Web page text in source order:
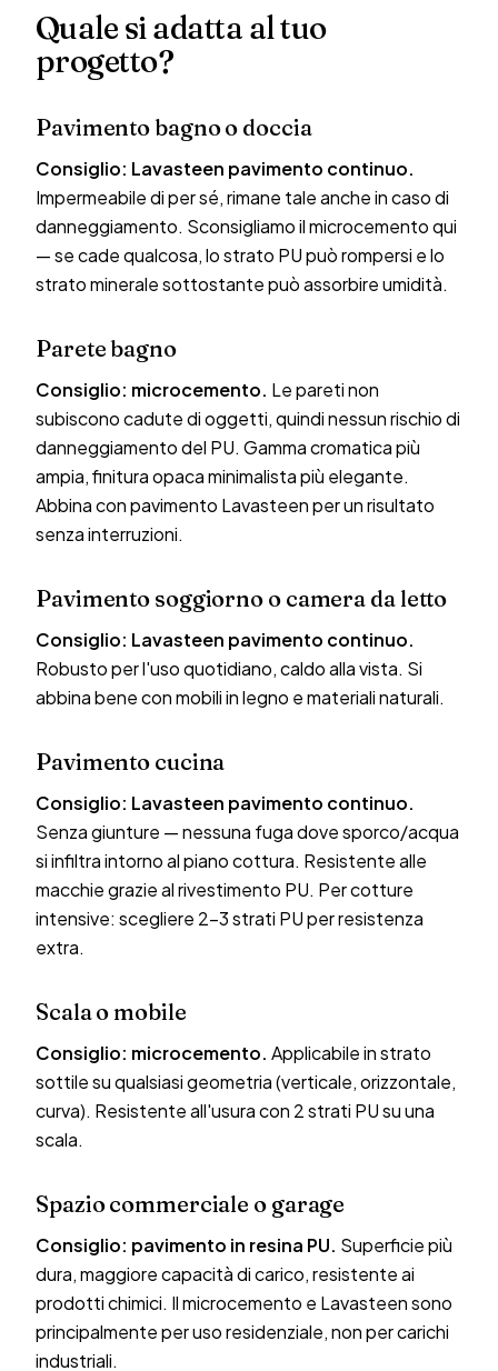
Quale si adatta al tuo
progetto?
Pavimento bagno o doccia
Consiglio: Lavasteen pavimento continuo.
Impermeabile di per sé, rimane tale anche in caso di
danneggiamento. Sconsigliamo il microcemento qui
— se cade qualcosa, lo strato PU può rompersi e lo
strato minerale sottostante può assorbire umidità.
Parete bagno
Consiglio: microcemento. Le pareti non
subiscono cadute di oggetti, quindi nessun rischio di
danneggiamento del PU. Gamma cromatica più
ampia, finitura opaca minimalista più elegante.
Abbina con pavimento Lavasteen per un risultato
senza interruzioni.
Pavimento soggiorno o camera da letto
Consiglio: Lavasteen pavimento continuo.
Robusto per l'uso quotidiano, caldo alla vista. Si
abbina bene con mobili in legno e materiali naturali.
Pavimento cucina
Consiglio: Lavasteen pavimento continuo.
Senza giunture — nessuna fuga dove sporco/acqua
si infiltra intorno al piano cottura. Resistente alle
macchie grazie al rivestimento PU. Per cotture
intensive: scegliere 2-3 strati PU per resistenza
extra.
Scala o mobile
Consiglio: microcemento. Applicabile in strato
sottile su qualsiasi geometria (verticale, orizzontale,
curva). Resistente all'usura con 2 strati PU su una
scala.
Spazio commerciale o garage
Consiglio: pavimento in resina PU. Superficie più
dura, maggiore capacità di carico, resistente ai
prodotti chimici. Il microcemento e Lavasteen sono
principalmente per uso residenziale, non per carichi
industriali.